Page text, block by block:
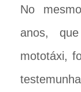
No
anos,
mototáxi,